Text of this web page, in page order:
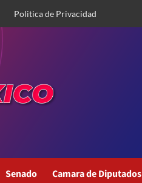
Politica de Privacidad
Senado Camara de Diputados